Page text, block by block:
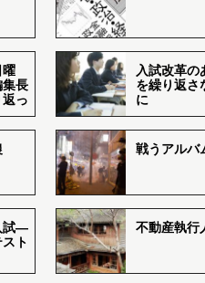
曜
集長
っ
入試改革の
を繰り返さ
に
戦うアルバ
試―
ト
不動産執行